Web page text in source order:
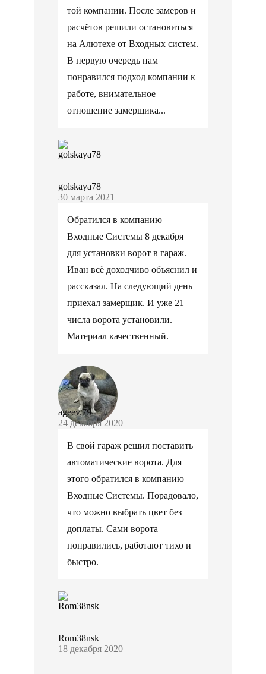
той компании. После замеров и
расчётов решили остановиться
на Алютехе от Входных систем.
В первую очередь нам
понравился подход компании к
работе, внимательное
отношение замерщика...
golskaya78
30 марта 2021
Обратился в компанию
Входные Системы 8 декабря
для установки ворот в гараж.
Иван всё доходчиво объяснил и
рассказал. На следующий день
приехал замерщик. И уже 21
числа ворота установили.
Материал качественный.
ageev.79
24 декабря 2020
В свой гараж решил поставить
автоматические ворота. Для
этого обратился в компанию
Входные Системы. Порадовало,
что можно выбрать цвет без
доплаты. Сами ворота
понравились, работают тихо и
быстро.
Rom38nsk
18 декабря 2020